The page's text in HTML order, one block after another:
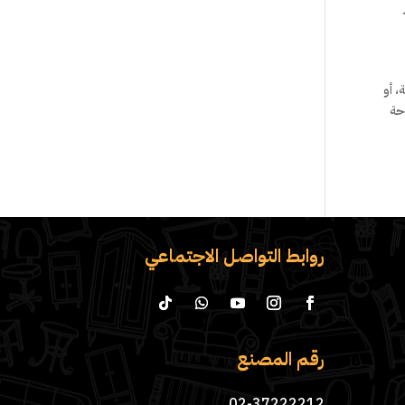
أو
روابط التواصل الاجتماعي
رقم المصنع